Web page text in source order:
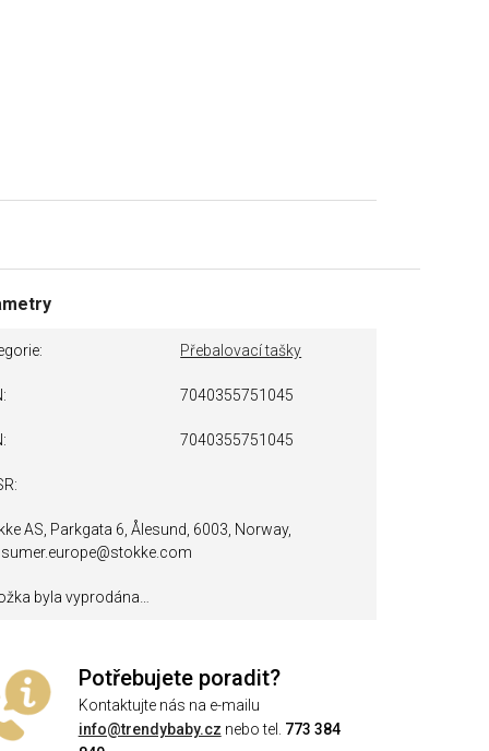
Přebalovací tašky
7040355751045
7040355751045
AS, Parkgata 6, Ålesund, 6003, Norway,
byla vyprodána…
Potřebujete poradit?
Kontaktujte nás na e-mailu
info@trendybaby.cz nebo tel. 773 384